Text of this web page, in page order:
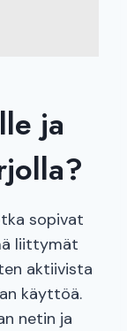
ja
sopivat
liittymät
aktiivista
käyttöä.
netin ja